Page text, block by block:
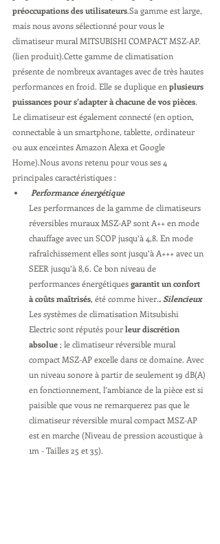
préoccupations des utilisateurs.Sa gamme est large,
mais nous avons sélectionné pour vous le
climatiseur mural MITSUBISHI COMPACT MSZ-AP.
(lien produit).Cette gamme de climatisation
présente de nombreux avantages avec de très hautes
performances en froid. Elle se duplique en plusieurs
puissances pour s’adapter à chacune de vos pièces.
Le climatiseur est également connecté (en option,
connectable à un smartphone, tablette, ordinateur
ou aux enceintes Amazon Alexa et Google
Home).Nous avons retenu pour vous ses 4
principales caractéristiques :
Performance énergétique
Les performances de la gamme de climatiseurs
réversibles muraux MSZ-AP sont A++ en mode
chauffage avec un SCOP jusqu’à 4,8. En mode
rafraîchissement elles sont jusqu’à A+++ avec un
SEER jusqu’à 8,6. Ce bon niveau de
performances énergétiques garantit un confort
à coûts maîtrisés, été comme hiver.. Silencieux
Les systèmes de climatisation Mitsubishi
Electric sont réputés pour leur discrétion
absolue ; le climatiseur réversible mural
compact MSZ-AP excelle dans ce domaine. Avec
un niveau sonore à partir de seulement 19 dB(A)
en fonctionnement, l’ambiance de la pièce est si
paisible que vous ne remarquerez pas que le
climatiseur réversible mural compact MSZ-AP
est en marche (Niveau de pression acoustique à
1m - Tailles 25 et 35).